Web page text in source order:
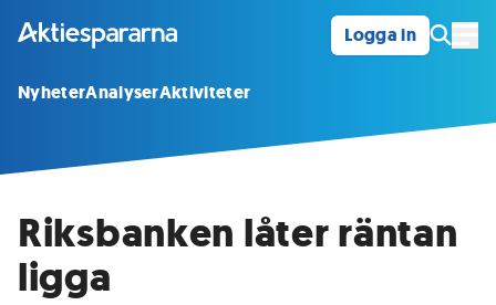
Logga in
NyheterAnalyserAktiviteter
Riksbanken låter räntan
ligga